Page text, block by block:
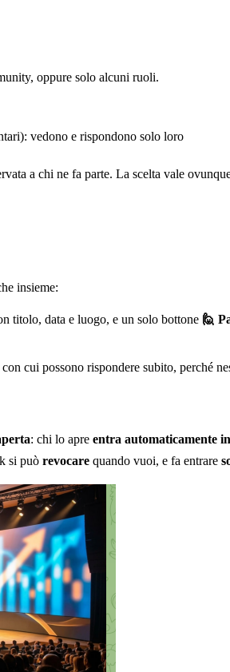
oppure solo alcuni ruoli.
vedono e rispondono solo loro
a chi ne fa parte. La scelta vale
insieme:
titolo, data e luogo, e un solo bottone 🙋
cui possono rispondere subito, perché
: chi lo apre entra automaticamente
si può revocare quando vuoi, e fa entrare